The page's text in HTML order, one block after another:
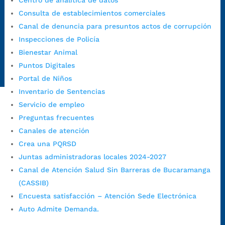
Consulta de establecimientos comerciales
Canal de denuncia para presuntos actos de corrupción
Inspecciones de Policía
Bienestar Animal
Puntos Digitales
Portal de Niños
Inventario de Sentencias
Servicio de empleo
Preguntas frecuentes
Canales de atención
Crea una PQRSD
Juntas administradoras locales 2024-2027
Canal de Atención Salud Sin Barreras de Bucaramanga
(CASSIB)
Encuesta satisfacción – Atención Sede Electrónica
Auto Admite Demanda.
judiciales: notificaciones@bucaramanga.gov.co
Canal de denuncia para presuntos actos de corrupción:
https://canaldenuncia.bucaramanga.gov.co/
Emergencia:https://emergencia.bucaramanga.gov.co/
Radique aquí su queja disciplinaria:
https://www.bucaramanga.gov.co/gobierno-ciudadanos-
1/secretarias/oficina-de-control-interno-disciplinario/
Alcaldía de Bucaramanga
@AlcaldíaBGA
Alcaldía de Bucaramanga